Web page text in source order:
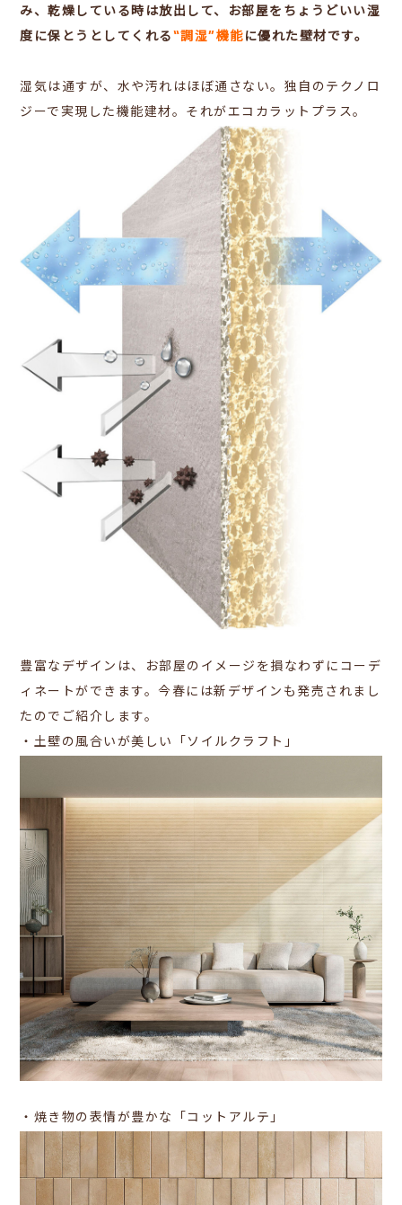
み、乾燥している時は放出して、お部屋をちょうどいい湿
度に保とうとしてくれる“調湿”機能に優れた壁材です。
湿気は通すが、水や汚れはほぼ通さない。独自のテクノロ
ジーで実現した機能建材。それがエコカラットプラス。
豊富なデザインは、お部屋のイメージを損なわずにコーデ
ィネートができます。今春には新デザインも発売されまし
たのでご紹介します。
・土壁の風合いが美しい「ソイルクラフト」
・焼き物の表情が豊かな「コットアルテ」